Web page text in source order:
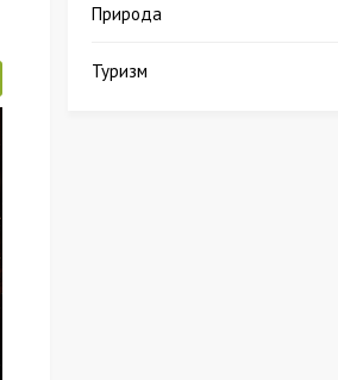
Природа
Туризм